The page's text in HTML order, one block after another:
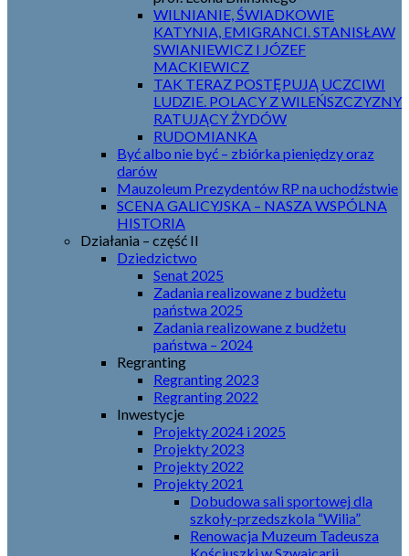
WILNIANIE, ŚWIADKOWIE
KATYNIA, EMIGRANCI. STANISŁAW
SWIANIEWICZ I JÓZEF
MACKIEWICZ
TAK TERAZ POSTĘPUJĄ UCZCIWI
LUDZIE. POLACY Z WILEŃSZCZYZNY
RATUJĄCY ŻYDÓW
RUDOMIANKA
Być albo nie być – zbiórka pieniędzy oraz
darów
Mauzoleum Prezydentów RP na uchodźstwie
SCENA GALICYJSKA – NASZA WSPÓLNA
HISTORIA
Działania – część II
Dziedzictwo
Senat 2025
Zadania realizowane z budżetu
państwa 2025
Zadania realizowane z budżetu
państwa – 2024
Regranting
Regranting 2023
Regranting 2022
Inwestycje
Projekty 2024 i 2025
Projekty 2023
Projekty 2022
Projekty 2021
Dobudowa sali sportowej dla
szkoły-przedszkola “Wilia”
Renowacja Muzeum Tadeusza